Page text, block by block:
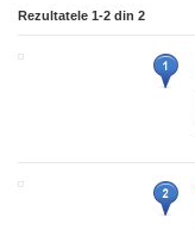
Rezultatele 1-2 din 2